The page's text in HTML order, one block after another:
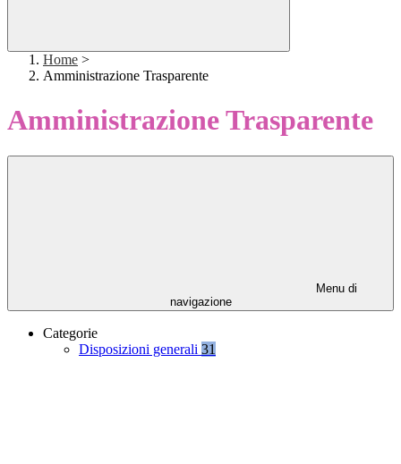
Home >
Amministrazione Trasparente
Amministrazione Trasparente
Menu di
navigazione
Categorie
Disposizioni generali 31